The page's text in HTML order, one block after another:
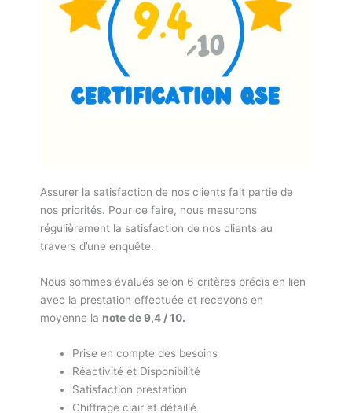
Assurer la satisfaction de nos clients fait partie de
nos priorités. Pour ce faire, nous mesurons
régulièrement la satisfaction de nos clients au
travers d’une enquête.
Nous sommes évalués selon 6 critères précis en lien
avec la prestation effectuée et recevons en
moyenne la note de 9,4 / 10.
Prise en compte des besoins
Réactivité et Disponibilité
Satisfaction prestation
Chiffrage clair et détaillé